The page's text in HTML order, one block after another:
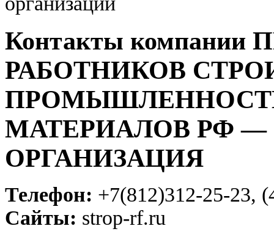
Контакты
РАБОТНИКОВ
МАТЕРИАЛОВ РФ
ОРГАНИЗАЦИЯ
Телефон: +7(812)312-25-23,
Сайты: strop-rf.ru